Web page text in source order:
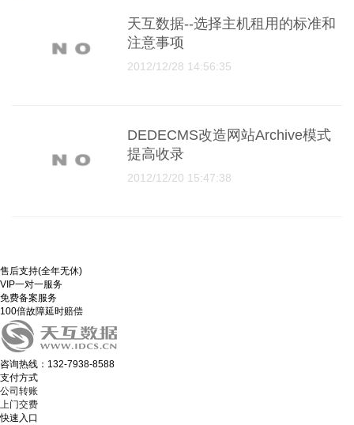
天互数据--选择主机租用的标准和
注意事项
2012/12/28 14:56:35
DEDECMS改造网站Archive模式
提高收录
2012/12/20 15:47:38
售后支持(全年无休)
VIP一对一服务
免费备案服务
100倍故障延时赔偿
咨询热线：132-7938-8588
支付方式
公司转账
上门交费
快速入口